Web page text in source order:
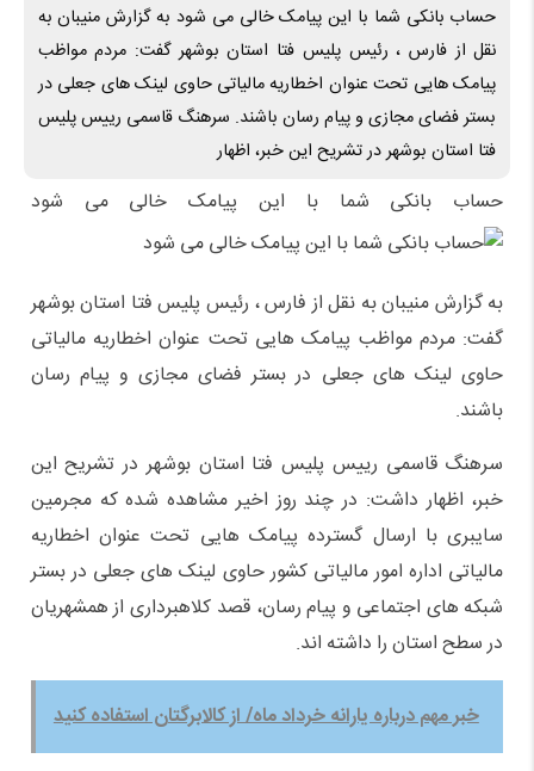
حساب بانکی شما با این پیامک خالی می‌ شود به گزارش منیبان به
نقل از فارس ، رئیس پلیس فتا استان بوشهر گفت: مردم مواظب
پیامک هایی تحت عنوان اخطاریه مالیاتی حاوی لینک های جعلی در
بستر فضای مجازی و پیام رسان باشند. سرهنگ قاسمی رییس پلیس
فتا استان بوشهر در تشریح این خبر، اظهار
حساب بانکی شما با این پیامک خالی می‌ شود
به گزارش منیبان به نقل از فارس ، رئیس پلیس فتا استان بوشهر
گفت: مردم مواظب پیامک هایی تحت عنوان اخطاریه مالیاتی
حاوی لینک های جعلی در بستر فضای مجازی و پیام رسان
باشند.
سرهنگ قاسمی رییس پلیس فتا استان بوشهر در تشریح این
خبر، اظهار داشت: در چند روز اخیر مشاهده شده که مجرمین
سایبری با ارسال گسترده پیامک هایی تحت عنوان اخطاریه
مالیاتی اداره امور مالیاتی کشور حاوی لینک های جعلی در بستر
شبکه های اجتماعی و پیام رسان، قصد کلاهبرداری از همشهریان
در سطح استان را داشته اند.
خبر مهم درباره یارانه خرداد ماه/ از کالابرگتان استفاده کنید